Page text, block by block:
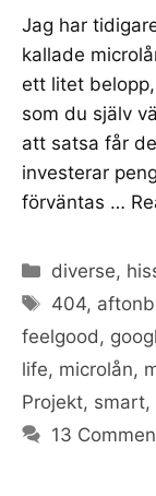
Jag har
kallade
ett litet
som du själv
att satsa får
investerar
förväntas …
Categories
diverse,
Tags
404,
feelgood,
life, microlån,
Projekt, smart,
13